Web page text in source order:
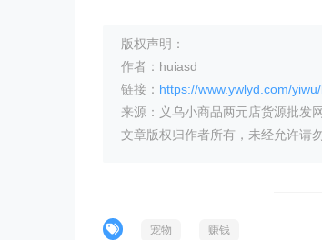
版权声明：
作者：huiasd
链接： https://www.ywlyd.com/
来源：义乌小商品两元店货源批发
文章版权归作者所有，未经允许请勿
宠物 赚钱